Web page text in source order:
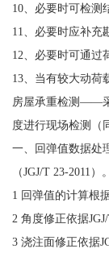
10、必要时可检测
11、必要时应补充
12、必要时可通过
13、当有较大动荷
房屋承重检测——
度进行现场检测（
一、回弹值数据处
（JGJ/T 23-2011）。
1 回弹值的计算根
2 角度修正依据
3 浇注面修正依据